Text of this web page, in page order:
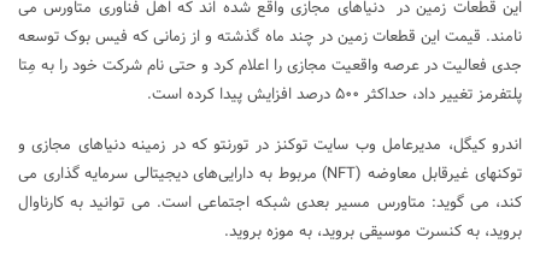
این قطعات زمین در دنیاهای مجازی واقع شده اند که اهل فناوری متاورس می
نامند. قیمت این قطعات زمین در چند ماه گذشته و از زمانی که فیس بوک توسعه
جدی فعالیت در عرصه واقعیت مجازی را اعلام کرد و حتی نام شرکت خود را به مِتا
پلتفرمز تغییر داد، حداکثر ۵۰۰ درصد افزایش پیدا کرده است.
اندرو کیگل، مدیرعامل وب سایت توکنز در تورنتو که در زمینه دنیاهای مجازی و
توکنهای غیرقابل معاوضه (NFT) مربوط به دارایی‌های دیجیتالی سرمایه گذاری می
کند، می گوید: متاورس مسیر بعدی شبکه اجتماعی است. می توانید به کارناوال
بروید، به کنسرت موسیقی بروید، به موزه بروید.